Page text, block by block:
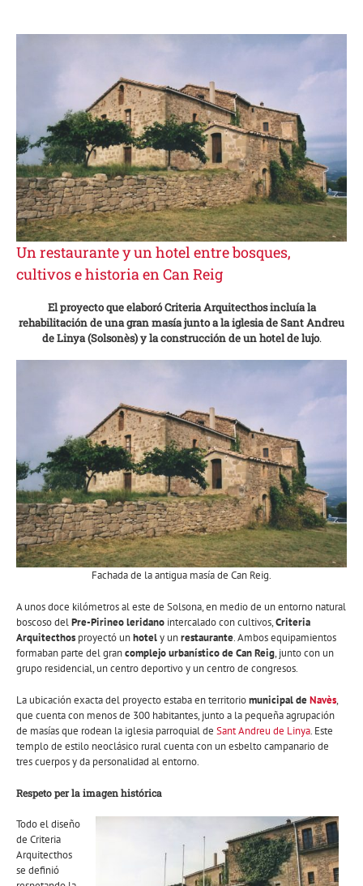
Un restaurante y un hotel entre bosques,
cultivos e historia en Can Reig
El proyecto que elaboró Criteria Arquitecthos incluía la
rehabilitación de una gran masía junto a la iglesia de Sant Andreu
de Linya (Solsonès) y la construcción de un hotel de lujo.
Fachada de la antigua masía de Can Reig.
A unos doce kilómetros al este de Solsona, en medio de un entorno natural
boscoso delPre-Pirineo leridano intercalado con cultivos,Criteria
Arquitecthos proyectó unhotely unrestaurante. Ambos equipamientos
formaban parte del grancomplejo urbanístico de Can Reig, junto con un
grupo residencial, un centro deportivo y un centro de congresos.
La ubicación exacta del proyecto estaba en territoriomunicipal deNavès,
que cuenta con menos de 300 habitantes, junto a la pequeña agrupación
de masías que rodean la iglesia parroquial de Sant Andreu de Linya. Este
templo de estilo neoclásico rural cuenta con un esbelto campanario de
tres cuerpos y da personalidad al entorno.
Respeto per la imagen histórica
Todo el diseño
de Criteria
Arquitecthos
se definió